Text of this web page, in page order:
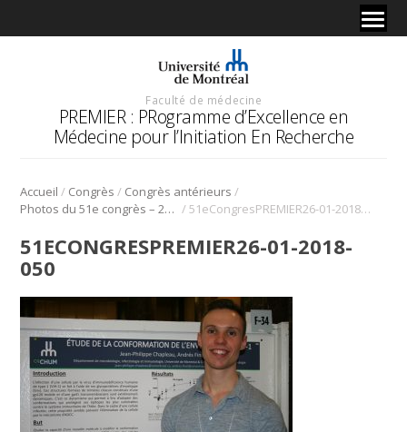
Faculté de médecine
PREMIER : PRogramme d’Excellence en
Médecine pour l’Initiation En Recherche
Accueil / Congrès / Congrès antérieurs /
Photos du 51e congrès – 2018 / 51eCongresPREMIER26-01-2018-050
51ECONGRESPREMIER26-01-2018-
050